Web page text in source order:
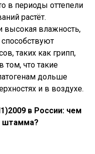
в периоды оттепели
растёт.
высокая влажность,
таких как грипп,
том, что такие
дольше
и в воздухе.
в России: чем
штамма?